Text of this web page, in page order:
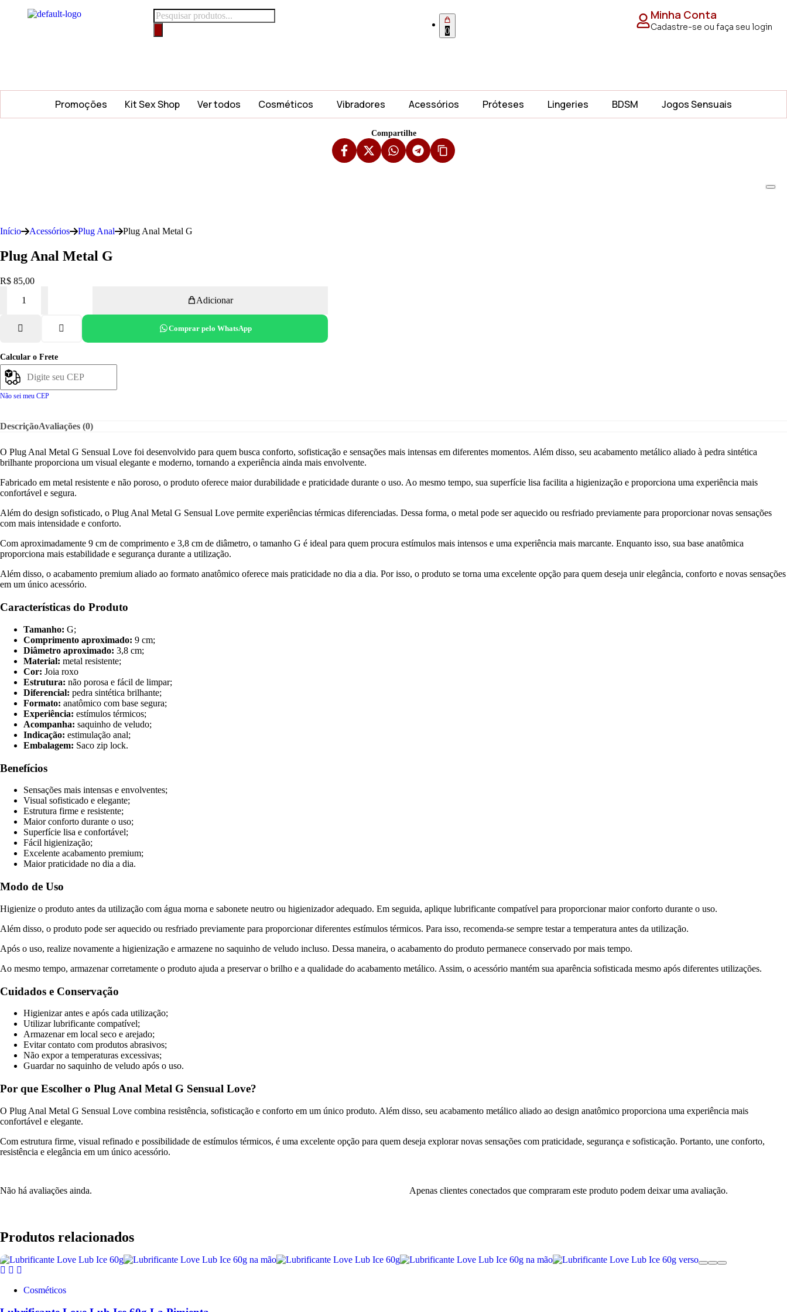
0
Minha Conta
Cadastre-se ou faça seu login
Promoções Kit Sex Shop Ver todos Cosméticos Vibradores Acessórios Próteses Lingeries BDSM Jogos Sensuais
Compartilhe
Início Acessórios Plug Anal Plug Anal Metal G
Plug Anal Metal G
R$ 85,00
Adicionar
Comprar pelo WhatsApp
Calcular o Frete
Não sei meu CEP
DescriçãoAvaliações (0)
O Plug Anal Metal G Sensual Love foi desenvolvido para quem busca conforto, sofisticação e sensações mais intensas em diferentes momentos. Além disso, seu acabamento metálico aliado à pedra sintética
brilhante proporciona um visual elegante e moderno, tornando a experiência ainda mais envolvente.
Fabricado em metal resistente e não poroso, o produto oferece maior durabilidade e praticidade durante o uso. Ao mesmo tempo, sua superfície lisa facilita a higienização e proporciona uma experiência mais
confortável e segura.
Além do design sofisticado, o Plug Anal Metal G Sensual Love permite experiências térmicas diferenciadas. Dessa forma, o metal pode ser aquecido ou resfriado previamente para proporcionar novas sensações
com mais intensidade e conforto.
Com aproximadamente 9 cm de comprimento e 3,8 cm de diâmetro, o tamanho G é ideal para quem procura estímulos mais intensos e uma experiência mais marcante. Enquanto isso, sua base anatômica
proporciona mais estabilidade e segurança durante a utilização.
Além disso, o acabamento premium aliado ao formato anatômico oferece mais praticidade no dia a dia. Por isso, o produto se torna uma excelente opção para quem deseja unir elegância, conforto e novas sensações
em um único acessório.
Características do Produto
Tamanho: G;
Comprimento aproximado: 9 cm;
Diâmetro aproximado: 3,8 cm;
Material: metal resistente;
Cor: Joia roxo
Estrutura: não porosa e fácil de limpar;
Diferencial: pedra sintética brilhante;
Formato: anatômico com base segura;
Experiência: estímulos térmicos;
Acompanha: saquinho de veludo;
Indicação: estimulação anal;
Embalagem: Saco zip lock.
Benefícios
Sensações mais intensas e envolventes;
Visual sofisticado e elegante;
Estrutura firme e resistente;
Maior conforto durante o uso;
Superfície lisa e confortável;
Fácil higienização;
Excelente acabamento premium;
Maior praticidade no dia a dia.
Modo de Uso
Higienize o produto antes da utilização com água morna e sabonete neutro ou higienizador adequado. Em seguida, aplique lubrificante compatível para proporcionar maior conforto durante o uso.
Além disso, o produto pode ser aquecido ou resfriado previamente para proporcionar diferentes estímulos térmicos. Para isso, recomenda-se sempre testar a temperatura antes da utilização.
Após o uso, realize novamente a higienização e armazene no saquinho de veludo incluso. Dessa maneira, o acabamento do produto permanece conservado por mais tempo.
Ao mesmo tempo, armazenar corretamente o produto ajuda a preservar o brilho e a qualidade do acabamento metálico. Assim, o acessório mantém sua aparência sofisticada mesmo após diferentes utilizações.
Cuidados e Conservação
Higienizar antes e após cada utilização;
Utilizar lubrificante compatível;
Armazenar em local seco e arejado;
Evitar contato com produtos abrasivos;
Não expor a temperaturas excessivas;
Guardar no saquinho de veludo após o uso.
Por que Escolher o Plug Anal Metal G Sensual Love?
O Plug Anal Metal G Sensual Love combina resistência, sofisticação e conforto em um único produto. Além disso, seu acabamento metálico aliado ao design anatômico proporciona uma experiência mais
confortável e elegante.
Com estrutura firme, visual refinado e possibilidade de estímulos térmicos, é uma excelente opção para quem deseja explorar novas sensações com praticidade, segurança e sofisticação. Portanto, une conforto,
resistência e elegância em um único acessório.
Não há avaliações ainda. Apenas clientes conectados que compraram este produto podem deixar uma avaliação.
Produtos relacionados
Cosméticos